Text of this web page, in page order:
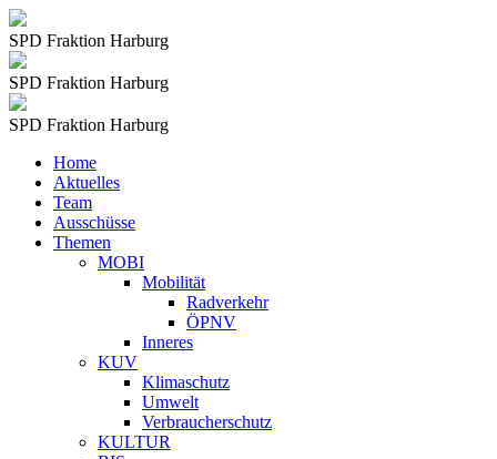
SPD Fraktion Harburg
SPD Fraktion Harburg
SPD Fraktion Harburg
Home
Aktuelles
Team
Ausschüsse
Themen
MOBI
Mobilität
Radverkehr
ÖPNV
Inneres
KUV
Klimaschutz
Umwelt
Verbraucherschutz
KULTUR